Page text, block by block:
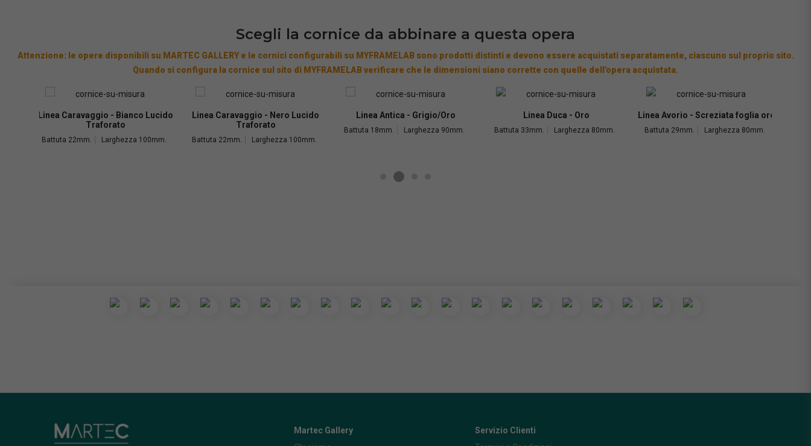
Scegli la cornice da abbinare a questa opera
Attenzione: le opere disponibili su MARTEC GALLERY e le cornici configurabili su MYFRAMELAB sono prodotti distinti e devono essere acquistati separatamente, ciascuno sul proprio sito.
Quando si configura la cornice sul sito di MYFRAMELAB verificare che le dimensioni siano corrette con quelle dell'opera acquistata.
Martec Gallery
Servizio Clienti